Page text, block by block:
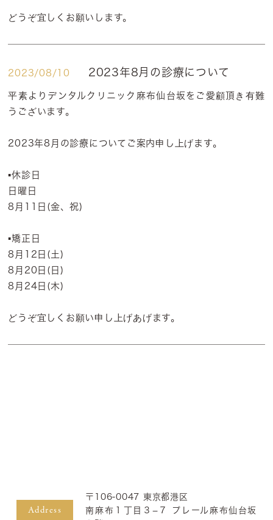
どうぞ宜しくお願いします。
2023/08/10 2023年8月の診療について
平素よりデンタルクリニック麻布仙台坂をご愛顧頂き有難
うございます。
2023年8月の診療についてご案内申し上げます。
▪️休診日
日曜日
8月11日(金、祝)
▪️矯正日
8月12日(土)
8月20日(日)
8月24日(木)
どうぞ宜しくお願い申し上げあげます。
Address
〒106-0047 東京都港区
南麻布１丁目３−７ プレール麻布仙台坂